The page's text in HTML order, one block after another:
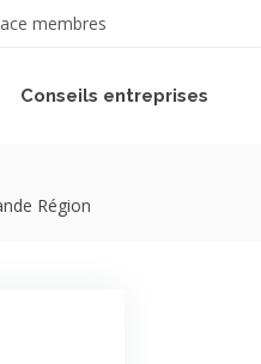
membres
Conseils entreprises
Région